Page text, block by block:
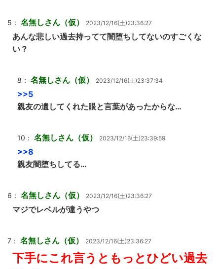
5： 名無しさん（仮） 2023/12/16(土)23:36:27
あんな悲しい過去持ってて闇堕ちしてないのすごくな
い？
8： 名無しさん（仮） 2023/12/16(土)23:37:34
>>5
親友の遺してくれた眼と言葉があったからな…
10： 名無しさん（仮） 2023/12/16(土)23:39:59
>>8
親友闇堕ちしてる…
6： 名無しさん（仮） 2023/12/16(土)23:36:27
マジでレベルが違うやつ
7： 名無しさん（仮） 2023/12/16(土)23:36:27
下手にこれ言うともっとひどい過去